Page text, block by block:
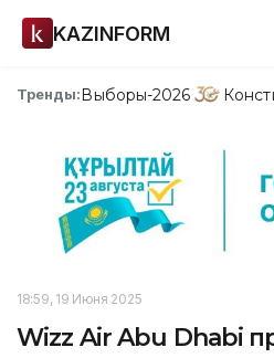
KAZINFORM
Тренды:Выборы-2026
18:59, 19 Июня 2025
Wizz Air Abu Dhabi